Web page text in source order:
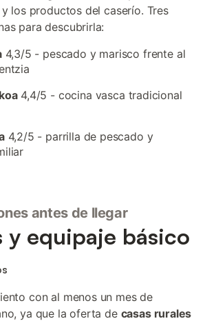
los productos del caserío. Tres
para descubrirla:
4,3/5 - pescado y marisco frente al
4,4/5 - cocina vasca tradicional
4,2/5 - parrilla de pescado y
antes de llegar
y equipaje básico
con al menos un mes de
ya que la oferta de casas rurales